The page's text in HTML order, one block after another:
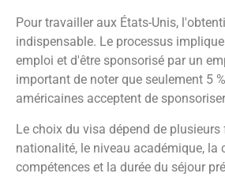
Pour travailler aux États-Unis,
indispensable. Le processus
emploi et d'être sponsorisé par un
important de noter que seulement 5
américaines acceptent de
Le choix du visa dépend de
nationalité, le niveau académique, la
compétences et la durée du séjour